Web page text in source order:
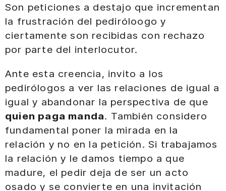
Son peticiones a destajo que incrementan
la frustración del pediróloogo y
ciertamente son recibidas con rechazo
por parte del interlocutor.
Ante esta creencia, invito a los
pedirólogos a ver las relaciones de igual a
igual y abandonar la perspectiva de que
quien paga manda. También considero
fundamental poner la mirada en la
relación y no en la petición. Si trabajamos
la relación y le damos tiempo a que
madure, el pedir deja de ser un acto
osado y se convierte en una invitación